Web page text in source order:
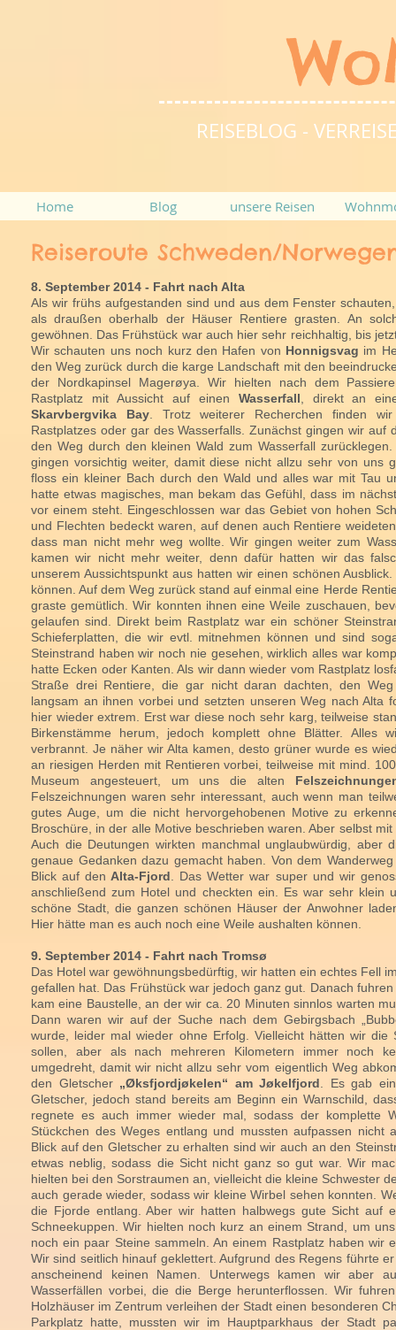
REISEBLOG -
Home Blog unsere Reisen
Reiseroute Schweden/
8. September 2014 - Fahrt nach Alta
Als wir frühs aufgestanden sind und aus dem Fenster
als draußen oberhalb der Häuser Rentiere grasten. An
gewöhnen. Das Frühstück war auch hier sehr reichhaltig, bis
Wir schauten uns noch kurz den Hafen von Honnigsvag im
den Weg zurück durch die karge Landschaft mit den
der Nordkapinsel Magerøya. Wir hielten nach dem
Rastplatz mit Aussicht auf einen Wasserfall , direkt an
Skarvbergvika Bay. Trotz weiterer Recherchen finden
Rastplatzes oder gar des Wasserfalls. Zunächst gingen wir auf
den Weg durch den kleinen Wald zum Wasserfall
gingen vorsichtig weiter, damit diese nicht allzu sehr von uns
floss ein kleiner Bach durch den Wald und alles war mit Tau
hatte etwas magisches, man bekam das Gefühl, dass im
vor einem steht. Eingeschlossen war das Gebiet von hohen
und Flechten bedeckt waren, auf denen auch Rentiere
dass man nicht mehr weg wollte. Wir gingen weiter zum
kamen wir nicht mehr weiter, denn dafür hatten wir das
unserem Aussichtspunkt aus hatten wir einen schönen
können. Auf dem Weg zurück stand auf einmal eine Herde
graste gemütlich. Wir konnten ihnen eine Weile zuschauen,
gelaufen sind. Direkt beim Rastplatz war ein schöner
Schieferplatten, die wir evtl. mitnehmen können und sind
Steinstrand haben wir noch nie gesehen, wirklich alles war
hatte Ecken oder Kanten. Als wir dann wieder vom Rastplatz
Straße drei Rentiere, die gar nicht daran dachten, den
langsam an ihnen vorbei und setzten unseren Weg nach Alta
hier wieder extrem. Erst war diese noch sehr karg, teilweise
Birkenstämme herum, jedoch komplett ohne Blätter. Alles
verbrannt. Je näher wir Alta kamen, desto grüner wurde es
an riesigen Herden mit Rentieren vorbei, teilweise mit mind.
Museum angesteuert, um uns die alten
Felszeichnungen waren sehr interessant, auch wenn man
gutes Auge, um die nicht hervorgehobenen Motive zu
Broschüre, in der alle Motive beschrieben waren. Aber selbst
Auch die Deutungen wirkten manchmal unglaubwürdig, aber
genaue Gedanken dazu gemacht haben. Von dem
Blick auf den Alta-Fjord . Das Wetter war super und wir
anschließend zum Hotel und checkten ein. Es war sehr klein
schöne Stadt, die ganzen schönen Häuser der Anwohner
Hier hätte man es auch noch eine Weile aushalten können.
9. September 2014 - Fahrt nach Tromsø
Das Hotel war gewöhnungsbedürftig, wir hatten ein echtes Fell
gefallen hat. Das Frühstück war jedoch ganz gut. Danach
kam eine Baustelle, an der wir ca. 20 Minuten sinnlos warten
Dann waren wir auf der Suche nach dem Gebirgsbach
wurde, leider mal wieder ohne Erfolg. Vielleicht hätten wir die
sollen, aber als nach mehreren Kilometern immer noch
umgedreht, damit wir nicht allzu sehr vom eigentlich Weg
den Gletscher „Øksfjordjøkelen“ am Jøkelfjord . Es gab
Gletscher, jedoch stand bereits am Beginn ein Warnschild,
regnete es auch immer wieder mal, sodass der komplette
Stückchen des Weges entlang und mussten aufpassen nicht
Blick auf den Gletscher zu erhalten sind wir auch an den
etwas neblig, sodass die Sicht nicht ganz so gut war. Wir
hielten bei den Sorstraumen an, vielleicht die kleine Schwester
auch gerade wieder, sodass wir kleine Wirbel sehen konnten.
die Fjorde entlang. Aber wir hatten halbwegs gute Sicht auf
Schneekuppen. Wir hielten noch kurz an einem Strand, um
noch ein paar Steine sammeln. An einem Rastplatz haben wir
Wir sind seitlich hinauf geklettert. Aufgrund des Regens führte
anscheinend keinen Namen. Unterwegs kamen wir aber
Wasserfällen vorbei, die die Berge herunterflossen. Wir
Holzhäuser im Zentrum verleihen der Stadt einen besonderen
Parkplatz hatte, mussten wir im Hauptparkhaus der Stadt